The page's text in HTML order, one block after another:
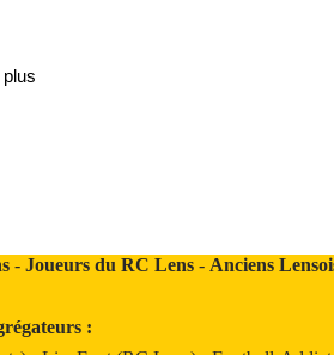
- Joueurs du RC Lens- Anciens
: